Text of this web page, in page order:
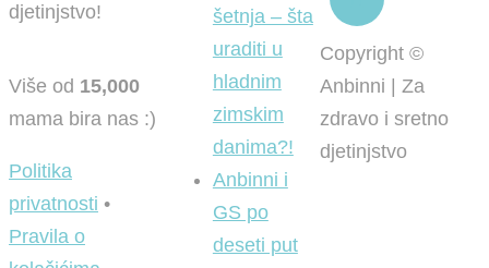
djetinjstvo!
Više od 15,000
mama bira nas :)
Politika
privatnosti •
Pravila o
šetnja – šta
uraditi u
hladnim
zimskim
danima?!
Anbinni i
GS po
deseti put
Copyright ©
Anbinni | Za
zdravo i sretno
djetinjstvo